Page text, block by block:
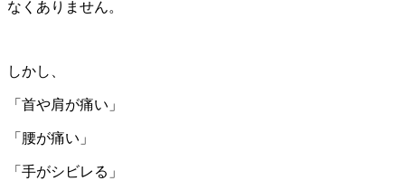
なくありません。
しかし、
「首や肩が痛い」
「腰が痛い」
「手がシビレる」